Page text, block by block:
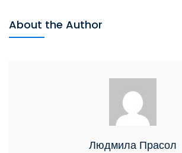
About the Author
Людмила Прасол